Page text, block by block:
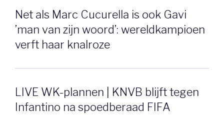
Net als Marc Cucurella is ook Gavi
’man van zijn woord’: wereldkampioen
verft haar knalroze
LIVE WK-plannen | KNVB blijft tegen
Infantino na spoedberaad FIFA